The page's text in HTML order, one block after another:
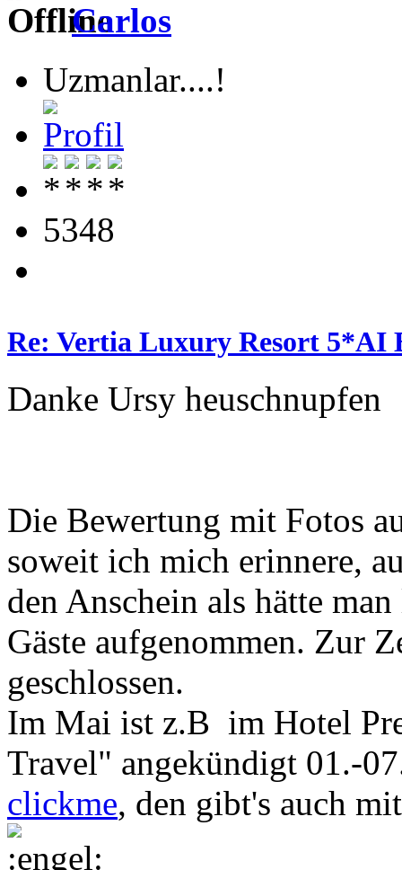
Carlos
Uzmanlar....!
5348
Re: Vertia Luxury Resort 5*AI
Danke Ursy heuschnupfen
Die Bewertung mit Fotos
soweit ich mich erinnere,
den Anschein als hätte
Gäste aufgenommen. Zur
geschlossen.
Im Mai ist z.B im Hotel
Travel" angekündigt 01.-
clickme, den gibt's auch